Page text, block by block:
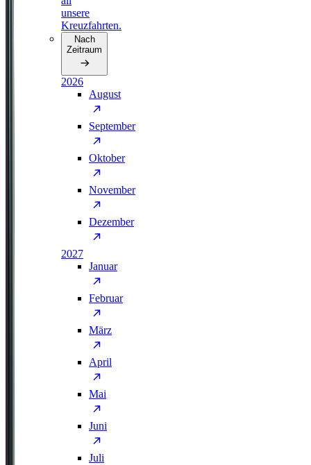
unsere
Kreuzfahrten.
Nach
Zeitraum
2026
August
September
Oktober
November
Dezember
2027
Januar
Februar
März
April
Mai
Juni
Juli